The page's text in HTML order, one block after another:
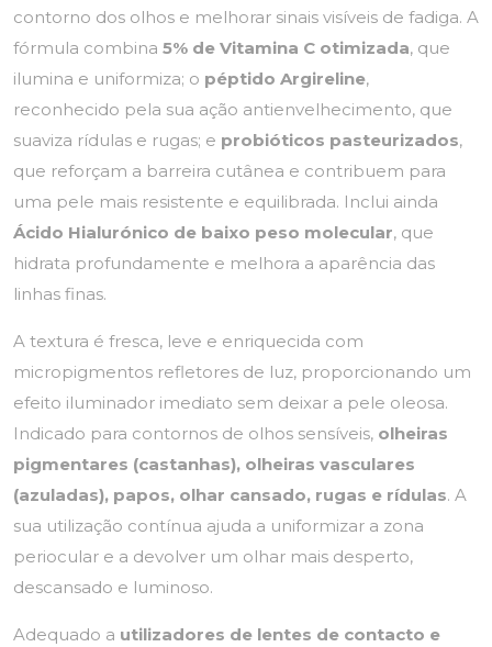
contorno dos olhos e melhorar sinais visíveis de fadiga. A
fórmula combina 5% de Vitamina C otimizada, que
ilumina e uniformiza; o péptido Argireline,
reconhecido pela sua ação antienvelhecimento, que
suaviza rídulas e rugas; e probióticos pasteurizados,
que reforçam a barreira cutânea e contribuem para
uma pele mais resistente e equilibrada. Inclui ainda
Ácido Hialurónico de baixo peso molecular, que
hidrata profundamente e melhora a aparência das
linhas finas.
A textura é fresca, leve e enriquecida com
micropigmentos refletores de luz, proporcionando um
efeito iluminador imediato sem deixar a pele oleosa.
Indicado para contornos de olhos sensíveis, olheiras
pigmentares (castanhas), olheiras vasculares
(azuladas), papos, olhar cansado, rugas e rídulas. A
sua utilização contínua ajuda a uniformizar a zona
periocular e a devolver um olhar mais desperto,
descansado e luminoso.
Adequado a utilizadores de lentes de contacto e